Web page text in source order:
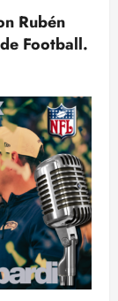
Rubén
Football.